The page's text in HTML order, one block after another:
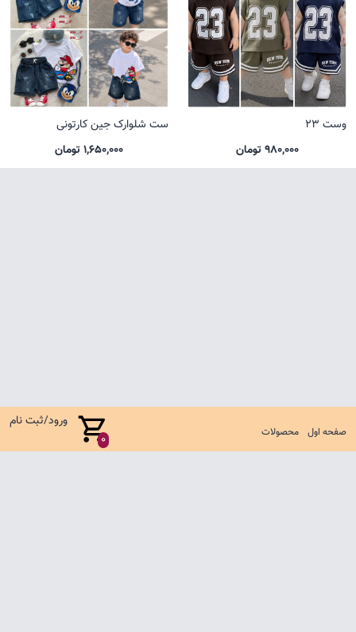
صفحه اول محصولات 0
ورود/ثبت نام
وست 23
980,000 تومان
ست شلوارک جین کارتونی
1,650,000 تومان